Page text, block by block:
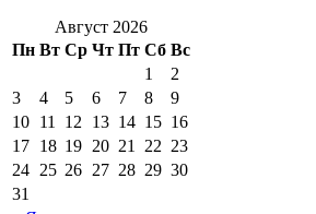
Август 2026
Пн Вт Ср Чт Пт Сб Вс
1
2
3
4 5 6 7 8
9
10 11 12 13 14 15 16
17 18 19 20 21 22 23
24 25 26 27 28 29 30
31